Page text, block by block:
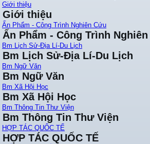
Giới thiệu
Giới thiệu
Ấn Phẩm - Công Trình Nghiên Cứu
Ấn Phẩm - Công Trình
Bm Lịch Sử-Địa Lí-Du Lịch
Bm Lịch Sử-Địa Lí-Du Lịch
Bm Ngữ Văn
Bm Ngữ Văn
Bm Xã Hội Học
Bm Xã Hội Học
Bm Thông Tin Thư Viện
Bm Thông Tin Thư Viện
HỢP TÁC QUỐC TẾ
HỢP TÁC QUỐC TẾ